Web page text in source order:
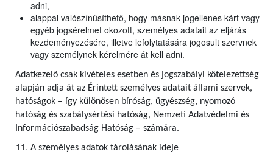
adni,
alappal valószínűsíthető, hogy másnak jogellenes kárt vagy
egyéb jogsérelmet okozott, személyes adatait az eljárás
kezdeményezésére, illetve lefolytatására jogosult szervnek
vagy személynek kérelmére át kell adni.
Adatkezelő csak kivételes esetben és jogszabályi kötelezettség
alapján adja át az Érintett személyes adatait állami szervek,
hatóságok – így különösen bíróság, ügyészség, nyomozó
hatóság és szabálysértési hatóság, Nemzeti Adatvédelmi és
Információszabadság Hatóság – számára.
A személyes adatok tárolásának ideje